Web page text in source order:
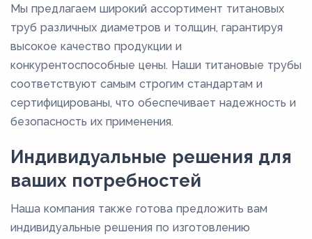
Мы предлагаем широкий ассортимент титановых
труб различных диаметров и толщин, гарантируя
высокое качество продукции и
конкурентоспособные цены. Наши титановые трубы
соответствуют самым строгим стандартам и
сертифицированы, что обеспечивает надежность и
безопасность их применения.
Индивидуальные решения для
ваших потребностей
Наша компания также готова предложить вам
индивидуальные решения по изготовлению